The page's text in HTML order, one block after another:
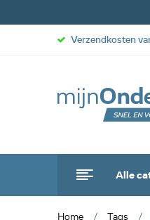
Alle
Verzendkosten
Home Tags